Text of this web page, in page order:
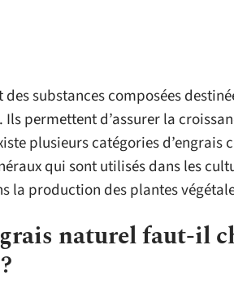
des substances composées
permettent d’assurer la
plusieurs catégories d’engrais
qui sont utilisés dans les
la production des plantes
naturel faut-il